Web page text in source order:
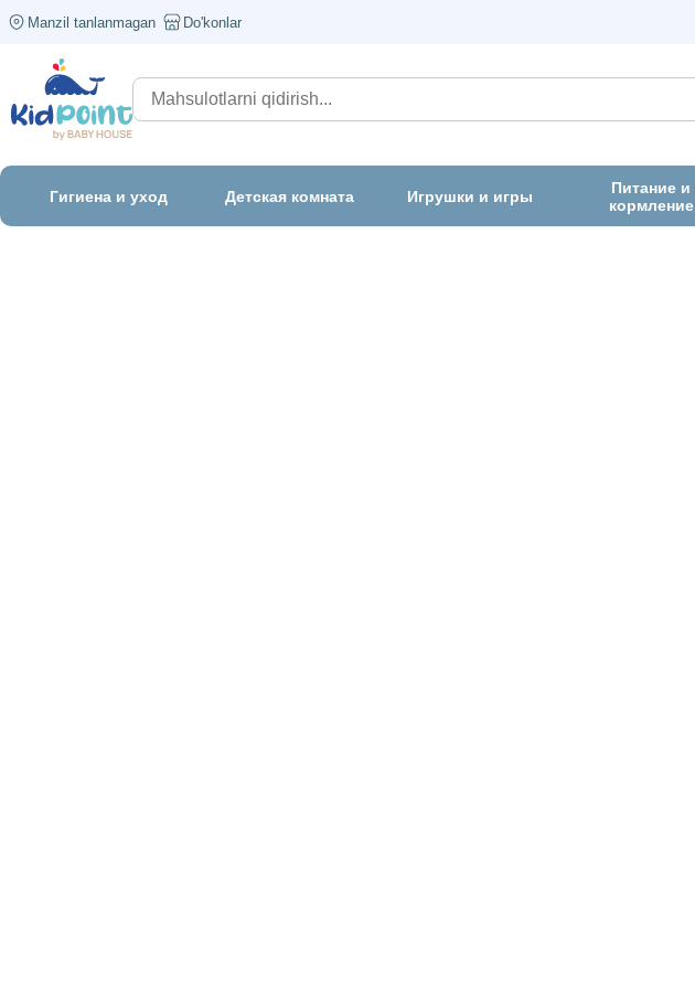
Manzil tanlanmagan Do'konlar
Гигиена и уход Детская комната Игрушки и игры
Питание и
кормление